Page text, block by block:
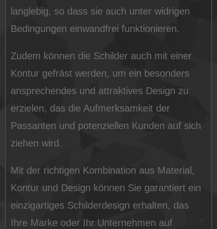
langlebig, so dass sie auch unter widrigen
Bedingungen einwandfrei funktionieren.
Zudem können die Schilder auch mit einer
Kontur gefräst werden, um ein besonders
ansprechendes und attraktives Design zu
erzielen, das die Aufmerksamkeit der
Passanten und potenziellen Kunden auf sich
ziehen wird.
Mit der richtigen Kombination aus Material,
Kontur und Design können Sie garantiert ein
einzigartiges Schilderdesign erhalten, das
Ihre Marke oder Ihr Unternehmen auf